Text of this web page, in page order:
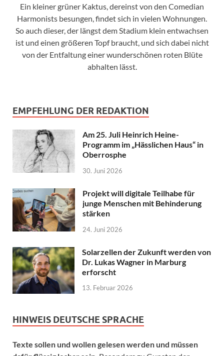
Ein kleiner grüner Kaktus, dereinst von den Comedian
Harmonists besungen, findet sich in vielen Wohnungen.
So auch dieser, der längst dem Stadium klein entwachsen
ist und einen größeren Topf braucht, und sich dabei nicht
von der Entfaltung einer wunderschönen roten Blüte
abhalten lässt.
EMPFEHLUNG DER REDAKTION
Am 25. Juli Heinrich Heine-
Programm im „Hässlichen Haus“ in
Oberrosphe
30. Juni 2026
Projekt will digitale Teilhabe für
junge Menschen mit Behinderung
stärken
24. Juni 2026
Solarzellen der Zukunft werden von
Dr. Lukas Wagner in Marburg
erforscht
13. Februar 2026
HINWEIS DEUTSCHE SPRACHE
Texte sollen und wollen gelesen werden und müssen